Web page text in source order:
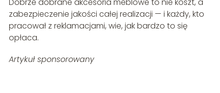
Dobrze dobrane akcesoria meblowe to nie koszt, a
zabezpieczenie jakości całej realizacji — i każdy, kto
pracował z reklamacjami, wie, jak bardzo to się
opłaca.
Artykuł sponsorowany